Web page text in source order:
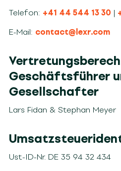
Telefon: +41 44 544 13 30 |
E-Mail: contact@lexr.com
Geschäftsführer
Gesellschafter
Lars Fidan & Stephan Meyer
Ust-ID-Nr. DE 35 94 32 434